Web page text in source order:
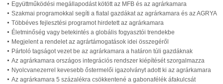
Együttműködési megállapodást kötött az MFB és az agrárkamara
Szakmai programokkal segíti a fiatal gazdákat az agrárkamara és az AGRYA
Többéves fejlesztési programot hirdetett az agrárkamara
Életminőség vagy betekintés a globális fogyasztói trendekbe
Megjelent a rendelet az agrártámogatások idei összegéről
Pártoló tagságot vezet be az agrárkamara a határon túli gazdáknak
Az agrárkamara országos integrációs rendszer kiépítését szorgalmazza
Nyolcvanezerrel kevesebb őstermelői igazolványt adott ki az agrárkamara
Az agrárkamara 5 százalékra csökkentené a gabonafélék áfakulcsát